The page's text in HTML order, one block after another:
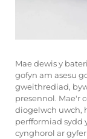
Mae dewis y
gofyn am asesu
gweithrediad,
presennol. Mae'r
diogelwch uwch,
perfformiad sydd
cynghorol ar